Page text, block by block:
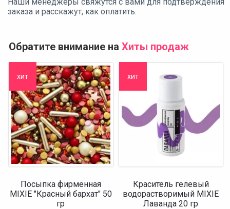
заказа и расскажут, как оплатить.
Обратите внимание на Хиты продаж
хит
Посыпка фирменная
MIXIE "Красный бархат" 50
гр
хит
Краситель гелевый
водорастворимый MIXIE
Лаванда 20 гр